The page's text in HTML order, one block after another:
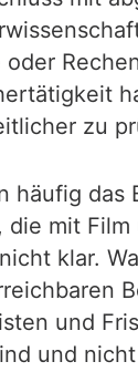
zu
mit
klar.
und
und